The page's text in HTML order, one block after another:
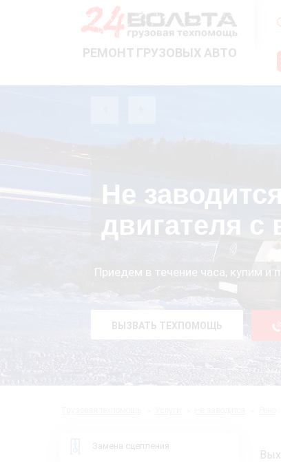
РЕМОНТ ГРУЗОВЫХ АВТО
Не
двигателя
Приедем в течение часа, купим и
ВЫЗВАТЬ ТЕХПОМОЩЬ
Замена сцепления